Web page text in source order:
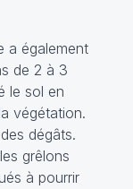
a également
de 2 à 3
le sol en
végétation.
dégâts.
grêlons
à pourrir